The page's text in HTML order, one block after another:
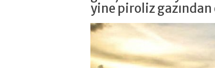
yine piroliz gazından